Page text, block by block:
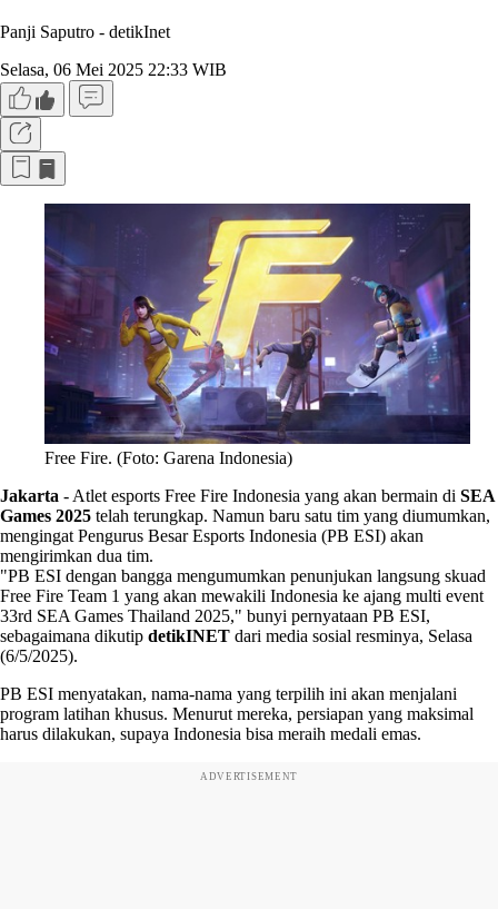
Panji Saputro - detikInet
Selasa, 06 Mei 2025 22:33 WIB
Free Fire. (Foto: Garena Indonesia)
Jakarta - Atlet esports Free Fire Indonesia yang akan bermain di SEA
Games 2025 telah terungkap. Namun baru satu tim yang diumumkan,
mengingat Pengurus Besar Esports Indonesia (PB ESI) akan
mengirimkan dua tim.
"PB ESI dengan bangga mengumumkan penunjukan langsung skuad
Free Fire Team 1 yang akan mewakili Indonesia ke ajang multi event
33rd SEA Games Thailand 2025," bunyi pernyataan PB ESI,
sebagaimana dikutip detikINET dari media sosial resminya, Selasa
(6/5/2025).
PB ESI menyatakan, nama-nama yang terpilih ini akan menjalani
program latihan khusus. Menurut mereka, persiapan yang maksimal
harus dilakukan, supaya Indonesia bisa meraih medali emas.
ADVERTISEMENT